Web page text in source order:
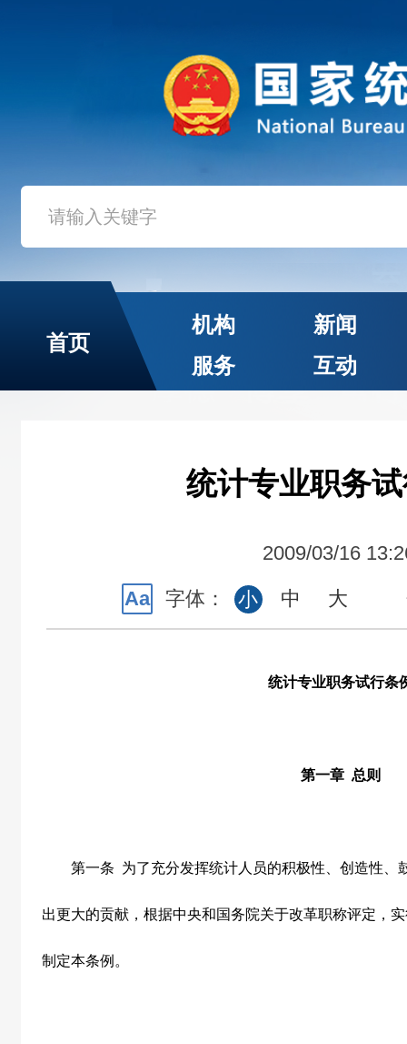
首页
机构
新闻
服务
互动
统计专业职务
2009/03/16
Aa
字体： 小 中 大
统计专业职务试行条
第一章 总则
第一条 为了充分发挥统计人员的积极性、创造性、
出更大的贡献，根据中央和国务院关于改革职称评定，
制定本条例。